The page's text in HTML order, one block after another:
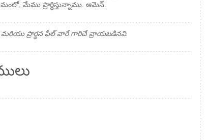
మేము ప్రార్థిస్తున్నాము. ఆమెన్.
ప్రార్థన ఫీల్ వారే గారిచే వ్రాయబడినవి.